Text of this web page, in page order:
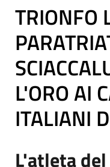
TRIONFO
L'ORO AI
ITALIANI
L'atleta